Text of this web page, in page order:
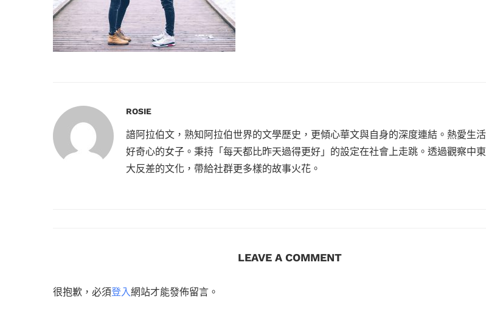
ROSIE
諳阿拉伯文，熟知阿拉伯世界的文學歷史，更傾心華文與自身的深度連結。熱愛生
好奇心的女子。秉持「每天都比昨天過得更好」的設定在社會上走跳。透過觀察中
大反差的文化，帶給社群更多樣的故事火花。
LEAVE A COMMENT
很抱歉，必須登入網站才能發佈留言。